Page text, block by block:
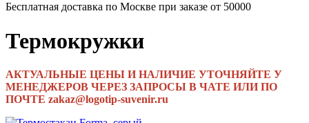
Бесплатная доставка по Москве при заказе от 50000
Термокружки
АКТУАЛЬНЫЕ ЦЕНЫ И НАЛИЧИЕ УТОЧНЯЙТЕ У
МЕНЕДЖЕРОВ ЧЕРЕЗ ЗАПРОСЫ В ЧАТЕ ИЛИ ПО
ПОЧТЕ zakaz@logotip-suvenir.ru